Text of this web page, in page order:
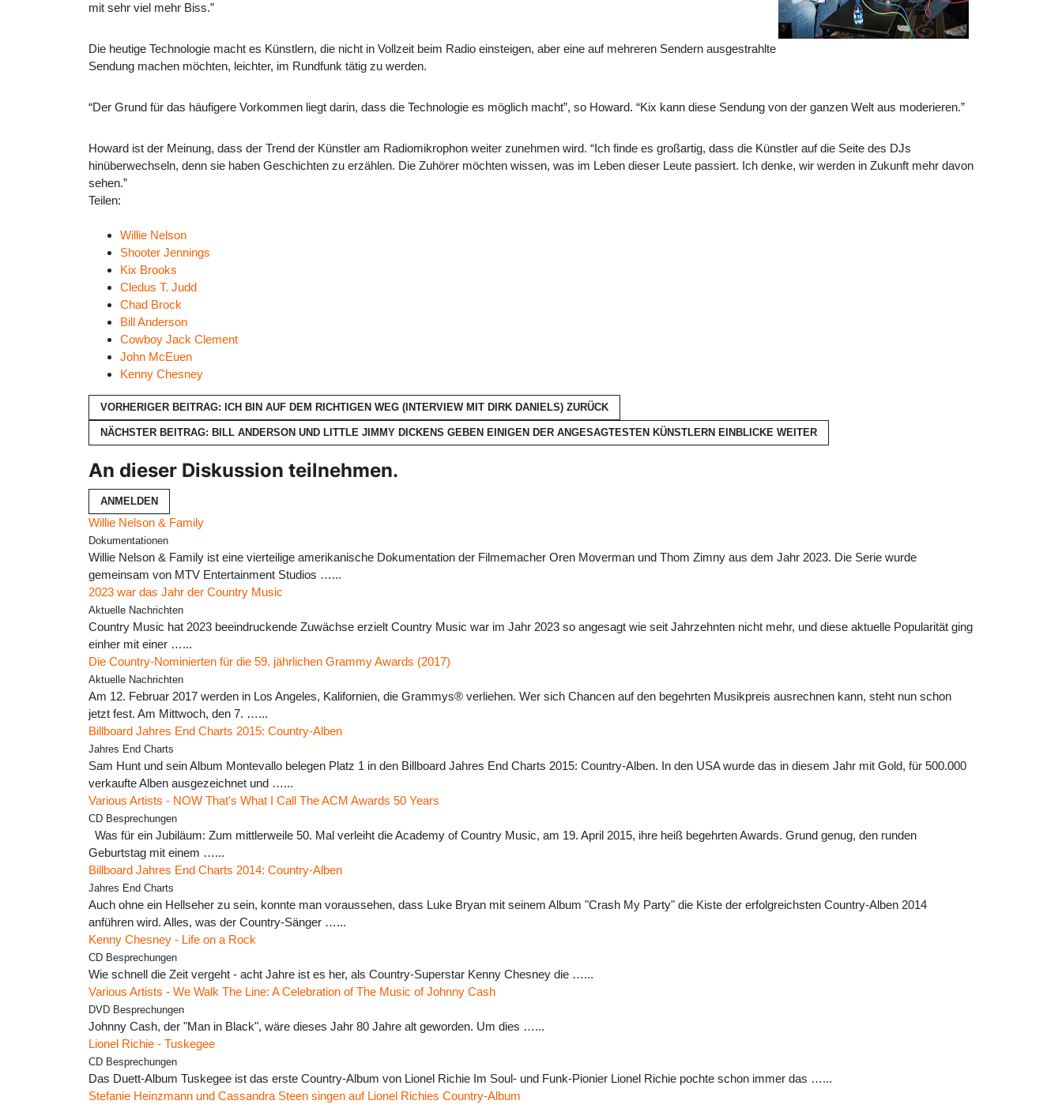
mit sehr viel mehr Biss.”
Die heutige Technologie macht es Künstlern, die nicht in Vollzeit beim Radio einsteigen, aber eine auf mehreren Sendern ausgestrahlte
Sendung machen möchten, leichter, im Rundfunk tätig zu werden.
“Der Grund für das häufigere Vorkommen liegt darin, dass die Technologie es möglich macht”, so Howard. “Kix kann diese Sendung von der ganzen Welt aus moderieren.”
Howard ist der Meinung, dass der Trend der Künstler am Radiomikrophon weiter zunehmen wird. “Ich finde es großartig, dass die Künstler auf die Seite des DJs
hinüberwechseln, denn sie haben Geschichten zu erzählen. Die Zuhörer möchten wissen, was im Leben dieser Leute passiert. Ich denke, wir werden in Zukunft mehr davon
sehen.”
Teilen:
Willie Nelson
Shooter Jennings
Kix Brooks
Cledus T. Judd
Chad Brock
Bill Anderson
Cowboy Jack Clement
John McEuen
Kenny Chesney
VORHERIGER BEITRAG: ICH BIN AUF DEM RICHTIGEN WEG (INTERVIEW MIT DIRK DANIELS) ZURÜCK
NÄCHSTER BEITRAG: BILL ANDERSON UND LITTLE JIMMY DICKENS GEBEN EINIGEN DER ANGESAGTESTEN KÜNSTLERN EINBLICKE WEITER
An dieser Diskussion teilnehmen.
ANMELDEN
Willie Nelson & Family
Dokumentationen
Willie Nelson & Family ist eine vierteilige amerikanische Dokumentation der Filmemacher Oren Moverman und Thom Zimny aus dem Jahr 2023. Die Serie wurde
gemeinsam von MTV Entertainment Studios …...
2023 war das Jahr der Country Music
Aktuelle Nachrichten
Country Music hat 2023 beeindruckende Zuwächse erzielt Country Music war im Jahr 2023 so angesagt wie seit Jahrzehnten nicht mehr, und diese aktuelle Popularität ging
einher mit einer …...
Die Country-Nominierten für die 59. jährlichen Grammy Awards (2017)
Aktuelle Nachrichten
Am 12. Februar 2017 werden in Los Angeles, Kalifornien, die Grammys® verliehen. Wer sich Chancen auf den begehrten Musikpreis ausrechnen kann, steht nun schon
jetzt fest. Am Mittwoch, den 7. …...
Billboard Jahres End Charts 2015: Country-Alben
Jahres End Charts
Sam Hunt und sein Album Montevallo belegen Platz 1 in den Billboard Jahres End Charts 2015: Country-Alben. In den USA wurde das in diesem Jahr mit Gold, für 500.000
verkaufte Alben ausgezeichnet und …...
Various Artists - NOW That's What I Call The ACM Awards 50 Years
CD Besprechungen
Was für ein Jubiläum: Zum mittlerweile 50. Mal verleiht die Academy of Country Music, am 19. April 2015, ihre heiß begehrten Awards. Grund genug, den runden
Geburtstag mit einem …...
Billboard Jahres End Charts 2014: Country-Alben
Jahres End Charts
Auch ohne ein Hellseher zu sein, konnte man voraussehen, dass Luke Bryan mit seinem Album "Crash My Party" die Kiste der erfolgreichsten Country-Alben 2014
anführen wird. Alles, was der Country-Sänger …...
Kenny Chesney - Life on a Rock
CD Besprechungen
Wie schnell die Zeit vergeht - acht Jahre ist es her, als Country-Superstar Kenny Chesney die …...
Various Artists - We Walk The Line: A Celebration of The Music of Johnny Cash
DVD Besprechungen
Johnny Cash, der "Man in Black", wäre dieses Jahr 80 Jahre alt geworden. Um dies …...
Lionel Richie - Tuskegee
CD Besprechungen
Das Duett-Album Tuskegee ist das erste Country-Album von Lionel Richie Im Soul- und Funk-Pionier Lionel Richie pochte schon immer das …...
Stefanie Heinzmann und Cassandra Steen singen auf Lionel Richies Country-Album